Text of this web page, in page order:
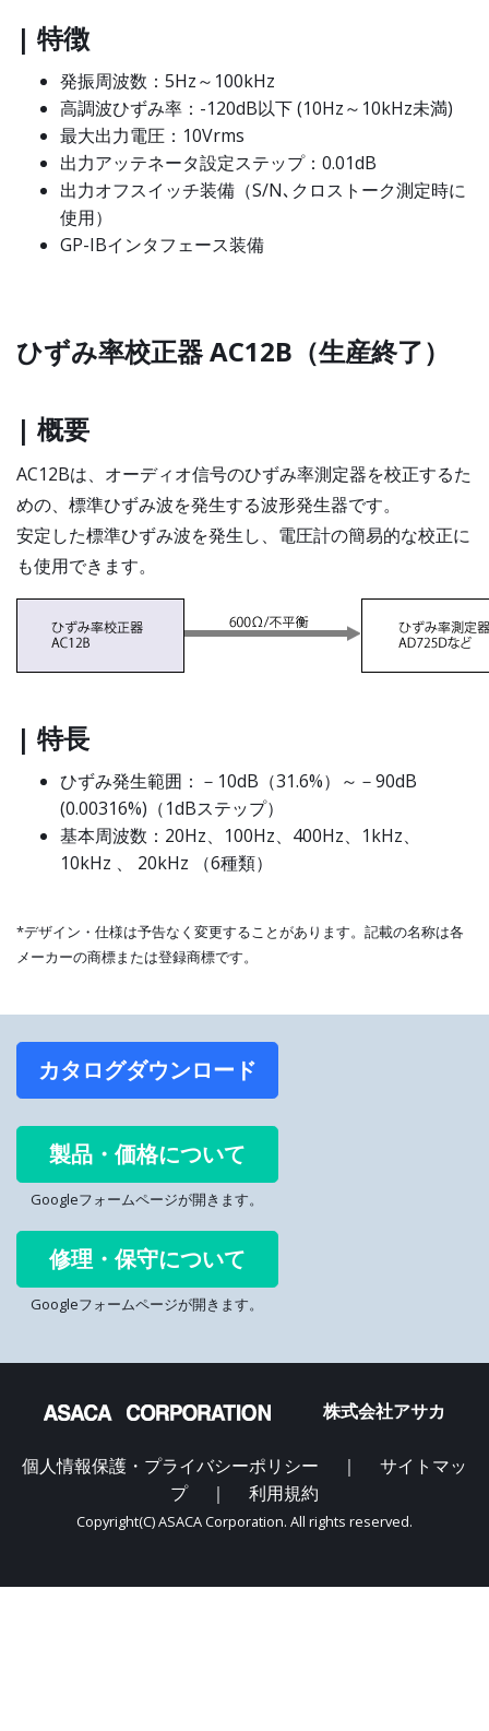
| 特徴
発振周波数：5Hz～100kHz
高調波ひずみ率：-120dB以下 (10Hz～10kHz未満)
最大出力電圧：10Vrms
出力アッテネータ設定ステップ：0.01dB
出力オフスイッチ装備（S/N､クロストーク測定時に
使用）
GP-IBインタフェース装備
ひずみ率校正器 AC12B（生産終了）
| 概要
AC12Bは、オーディオ信号のひずみ率測定器を校正するた
めの、標準ひずみ波を発生する波形発生器です。
安定した標準ひずみ波を発生し、電圧計の簡易的な校正に
も使用できます。
| 特長
ひずみ発生範囲：－10dB（31.6%）～－90dB
(0.00316%)（1dBステップ）
基本周波数：20Hz、100Hz、400Hz、1kHz、
10kHz 、 20kHz （6種類）
*デザイン・仕様は予告なく変更することがあります。記載の名称は各
メーカーの商標または登録商標です。
カタログダウンロード
製品・価格について
Googleフォームページが開きます。
修理・保守について
Googleフォームページが開きます。
株式会社アサカ
個人情報保護・プライバシーポリシー ｜
サイトマッ
プ
｜ 利用規約
Copyright(C) ASACA Corporation. All rights reserved.